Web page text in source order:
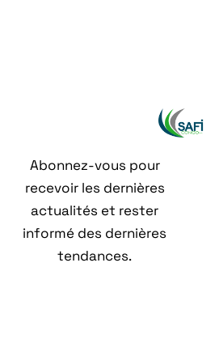
Abonnez-vous pour
recevoir les dernières
actualités et rester
informé des dernières
tendances.